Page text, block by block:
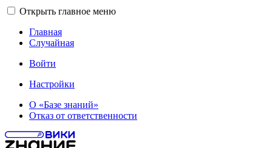
Открыть главное меню
Главная
Случайная
Войти
Настройки
О «Базе знаний»
Отказ от ответственности